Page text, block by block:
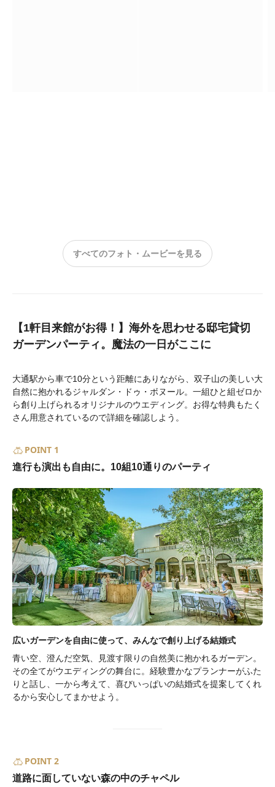
すべてのフォト・ムービーを見る
【1軒目来館がお得！】海外を思わせる邸宅貸切
ガーデンパーティ。魔法の一日がここに
大通駅から車で10分という距離にありながら、双子山の美しい大
自然に抱かれるジャルダン・ドゥ・ボヌール。一組ひと組ゼロか
ら創り上げられるオリジナルのウエディング。お得な特典もたく
さん用意されているので詳細を確認しよう。
POINT 1
進行も演出も自由に。10組10通りのパーティ
広いガーデンを自由に使って、みんなで創り上げる結婚式
青い空、澄んだ空気、見渡す限りの自然美に抱かれるガーデン。
その全てがウエディングの舞台に。経験豊かなプランナーがふた
りと話し、一から考えて、喜びいっぱいの結婚式を提案してくれ
るから安心してまかせよう。
POINT 2
道路に面していない森の中のチャペル